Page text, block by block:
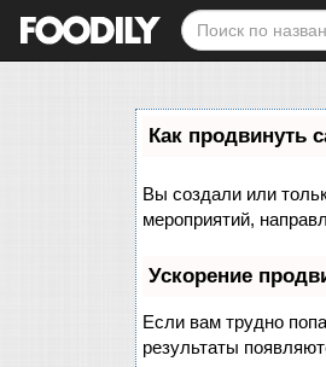
Как продвинуть
Вы создали или
мероприятий,
Ускорение
Если вам трудно
результаты